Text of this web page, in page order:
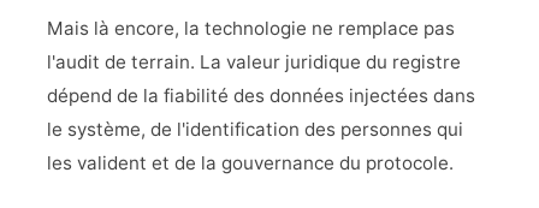
Mais là encore, la technologie ne remplace pas
l'audit de terrain. La valeur juridique du registre
dépend de la fiabilité des données injectées dans
le système, de l'identification des personnes qui
les valident et de la gouvernance du protocole.